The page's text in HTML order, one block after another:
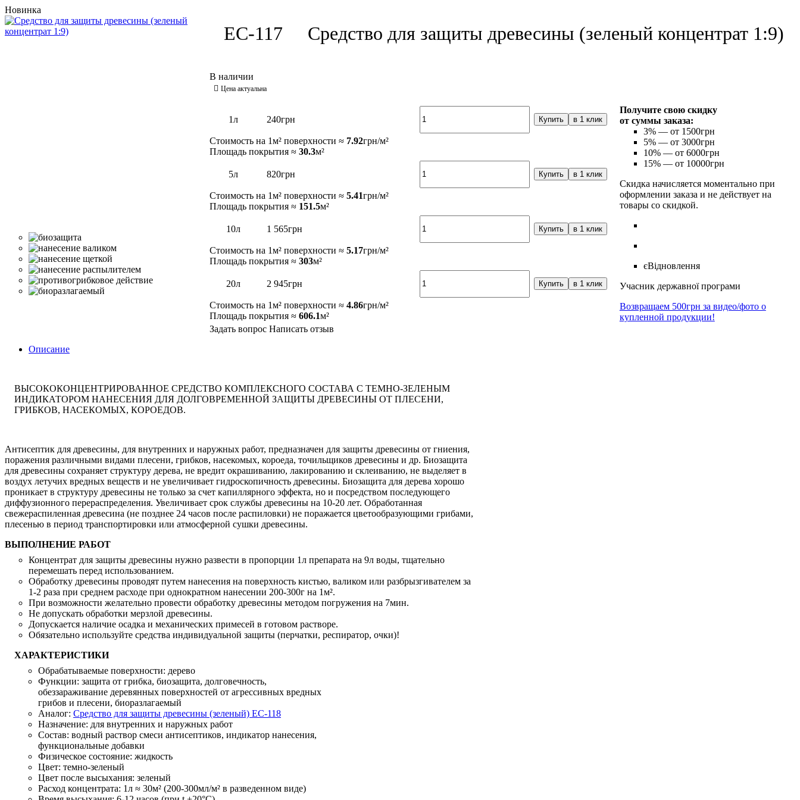
Новинка
ЕС-117 Средство для защиты древесины (зеленый концентрат 1:9)
1л 240грн Купить в 1 клик
Стоимость на 1м² поверхности ≈ 7.92грн/м²
Площадь покрытия ≈ 30.3м²
5л 820грн Купить в 1 клик
Стоимость на 1м² поверхности ≈ 5.41грн/м²
Площадь покрытия ≈ 151.5м²
10л 1 565грн Купить в 1 клик
Стоимость на 1м² поверхности ≈ 5.17грн/м²
Площадь покрытия ≈ 303м²
20л 2 945грн Купить в 1 клик
Стоимость на 1м² поверхности ≈ 4.86грн/м²
Площадь покрытия ≈ 606.1м²
Задать вопрос Написать отзыв
Получите свою скидку
от суммы заказа:
3%— от 1500грн
5%— от 3000грн
10%— от 6000грн
15%— от 10000грн
Скидка начисляется моментально при
оформлении заказа и не действует на
товары со скидкой.
єВідновлення
Учасник державної програми
Возвращаем 500грн за видео/фото о
купленной продукции!
Описание
ВЫСОКОКОНЦЕНТРИРОВАННОЕ СРЕДСТВО КОМПЛЕКСНОГО СОСТАВА С ТЕМНО-ЗЕЛЕНЫМ
ИНДИКАТОРОМ НАНЕСЕНИЯ ДЛЯ ДОЛГОВРЕМЕННОЙ ЗАЩИТЫ ДРЕВЕСИНЫ ОТ ПЛЕСЕНИ,
ГРИБКОВ, НАСЕКОМЫХ, КОРОЕДОВ.
Антисептик для древесины, для внутренних и наружных работ, предназначен для защиты древесины от гниения,
поражения различными видами плесени, грибков, насекомых, короеда, точильщиков древесины и др. Биозащита
для древесины сохраняет структуру дерева, не вредит окрашиванию, лакированию и склеиванию, не выделяет в
воздух летучих вредных веществ и не увеличивает гидроскопичность древесины. Биозащита для дерева хорошо
проникает в структуру древесины не только за счет капиллярного эффекта, но и посредством последующего
диффузионного перераспределения. Увеличивает срок службы древесины на 10-20 лет. Обработанная
свежераспиленная древесина (не позднее 24 часов после распиловки) не поражается цветообразующими грибами,
плесенью в период транспортировки или атмосферной сушки древесины.
ВЫПОЛНЕНИЕ РАБОТ
Концентрат для защиты древесины нужно развести в пропорции 1л препарата на 9л воды, тщательно
перемешать перед использованием.
Обработку древесины проводят путем нанесения на поверхность кистью, валиком или разбрызгивателем за
1-2 раза при среднем расходе при однократном нанесении 200-300г на 1м².
При возможности желательно провести обработку древесины методом погружения на 7мин.
Не допускать обработки мерзлой древесины.
Допускается наличие осадка и механических примесей в готовом растворе.
Обязательно используйте средства индивидуальной защиты (перчатки, респиратор, очки)!
ХАРАКТЕРИСТИКИ
Обрабатываемые поверхности: дерево
Функции: защита от грибка, биозащита, долговечность,
обеззараживание деревянных поверхностей от агрессивных вредных
грибов и плесени, биоразлагаемый
Аналог: Средство для защиты древесины (зеленый) ЕС-118
Назначение: для внутренних и наружных работ
Состав: водный раствор смеси антисептиков, индикатор нанесения,
функциональные добавки
Физическое состояние: жидкость
Цвет: темно-зеленый
Цвет после высыхания: зеленый
Расход концентрата: 1л ≈ 30м² (200-300мл/м² в разведенном виде)